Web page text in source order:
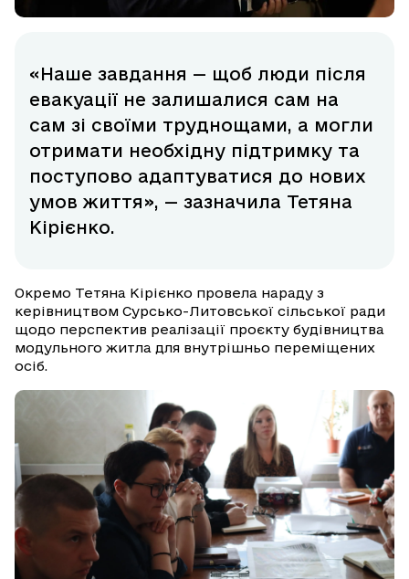
«Наше завдання — щоб люди після
евакуації не залишалися сам на
сам зі своїми труднощами, а могли
отримати необхідну підтримку та
поступово адаптуватися до нових
умов життя», — зазначила Тетяна
Кірієнко.
Окремо Тетяна Кірієнко провела нараду з
керівництвом Сурсько-Литовської сільської ради
щодо перспектив реалізації проєкту будівництва
модульного житла для внутрішньо переміщених
осіб.